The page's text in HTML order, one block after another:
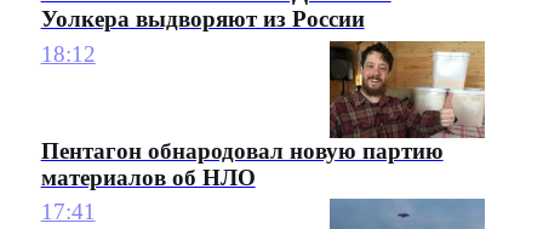
Уолкера выдворяют из России
18:12
Пентагон обнародовал новую партию
материалов об НЛО
17:41